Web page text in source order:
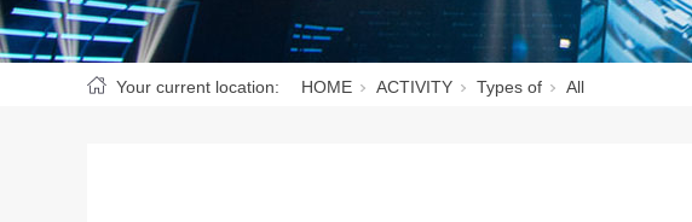
Your current location: HOME ACTIVITY Types of All